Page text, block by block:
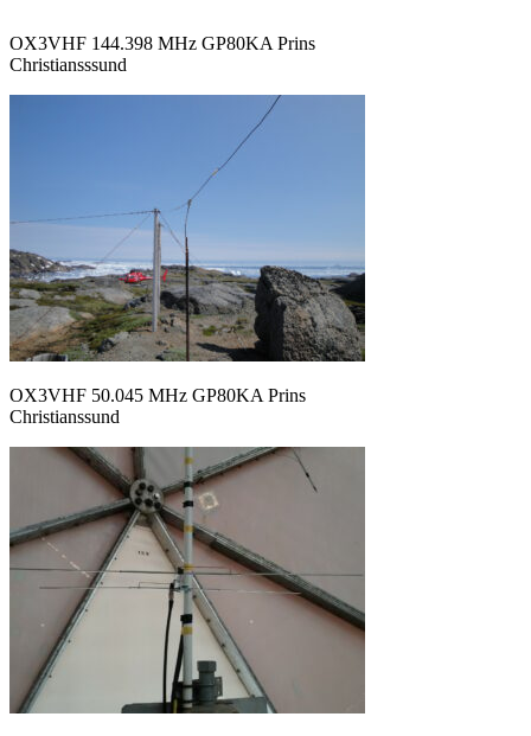
OX3VHF 144.398 MHz GP80KA Prins
Christiansssund
OX3VHF 50.045 MHz GP80KA Prins
Christianssund